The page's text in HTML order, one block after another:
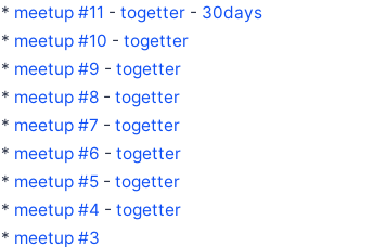
* meetup #11 - togetter - 30days
* meetup #10 - togetter
* meetup #9 - togetter
* meetup #8 - togetter
* meetup #7 - togetter
* meetup #6 - togetter
* meetup #5 - togetter
* meetup #4 - togetter
* meetup #3